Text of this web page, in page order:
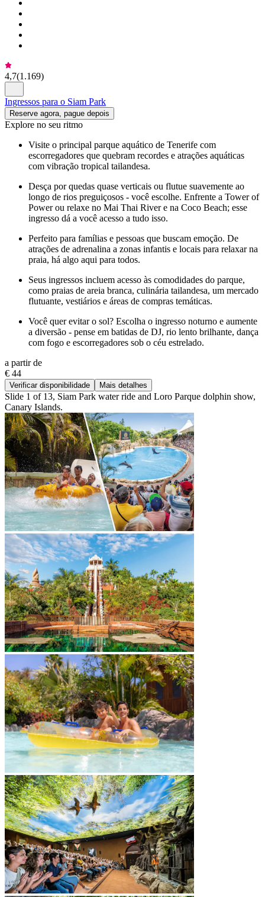
4,7(1.169)
Ingressos para o Siam Park
Reserve agora, pague depois
Explore no seu ritmo
Visite o principal parque aquático de Tenerife com
escorregadores que quebram recordes e atrações aquáticas
com vibração tropical tailandesa.
Desça por quedas quase verticais ou flutue suavemente ao
longo de rios preguiçosos - você escolhe. Enfrente a Tower of
Power ou relaxe no Mai Thai River e na Coco Beach; esse
ingresso dá a você acesso a tudo isso.
Perfeito para famílias e pessoas que buscam emoção. De
atrações de adrenalina a zonas infantis e locais para relaxar na
praia, há algo aqui para todos.
Seus ingressos incluem acesso às comodidades do parque,
como praias de areia branca, culinária tailandesa, um mercado
flutuante, vestiários e áreas de compras temáticas.
Você quer evitar o sol? Escolha o ingresso noturno e aumente
a diversão - pense em batidas de DJ, rio lento brilhante, dança
com fogo e escorregadores sob o céu estrelado.
a partir de
€ 44
Verificar disponibilidade Mais detalhes
Slide 1 of 13, Siam Park water ride and Loro Parque dolphin show,
Canary Islands.